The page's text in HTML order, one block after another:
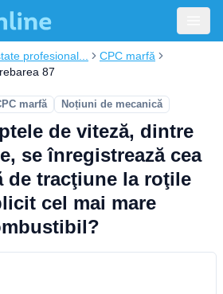
profesional...
CPC marfă
87
marfă Noțiuni de mecanică
de viteză, dintre
se înregistrează cea
de tracţiune la roţile
cel mai mare